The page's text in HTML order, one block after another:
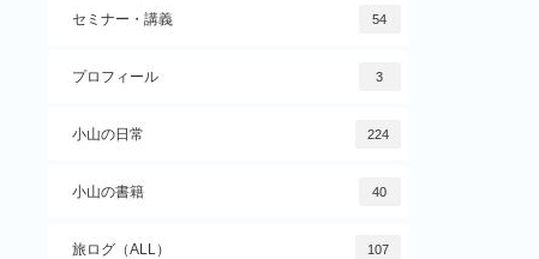
セミナー・講義 54
プロフィール 3
小山の日常 224
小山の書籍 40
旅ログ（ALL） 107